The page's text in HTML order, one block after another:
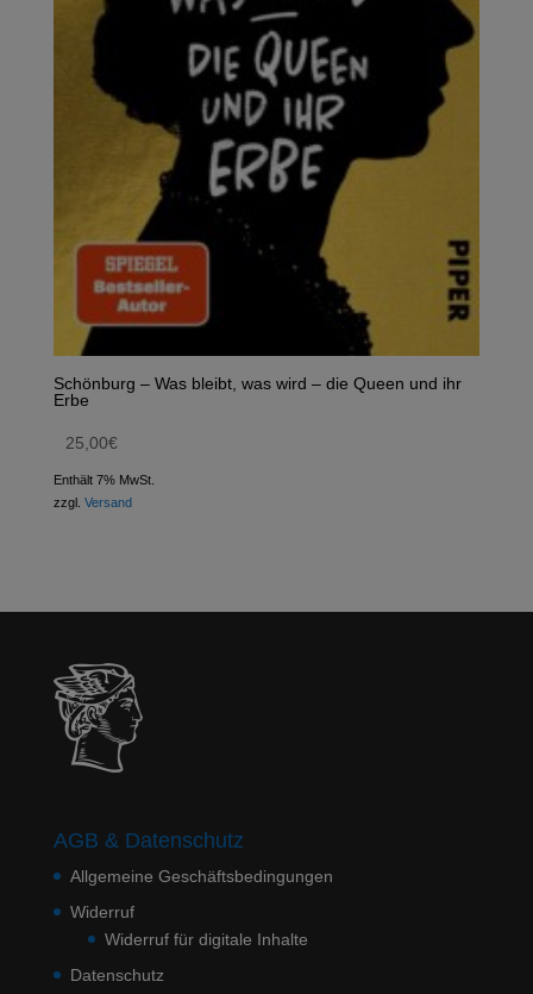
Schönburg – Was bleibt, was wird – die Queen und ihr
Erbe
25,00€
Enthält 7% MwSt.
zzgl. Versand
AGB & Datenschutz
Allgemeine Geschäftsbedingungen
Widerruf
Widerruf für digitale Inhalte
Datenschutz